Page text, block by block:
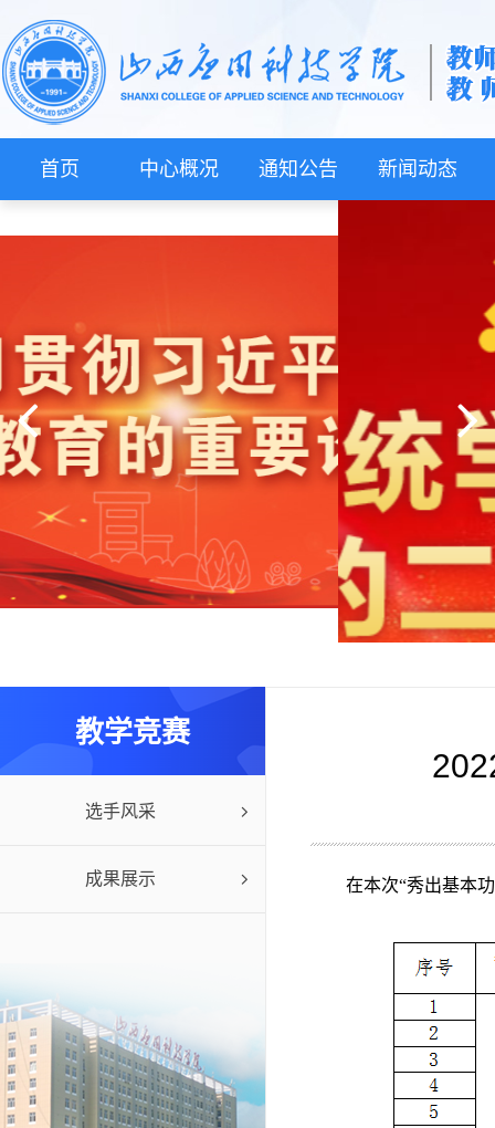
首页 中心概况 通知公告 新闻动态
教学竞赛
选手风采
成果展示 在本次“秀出基本